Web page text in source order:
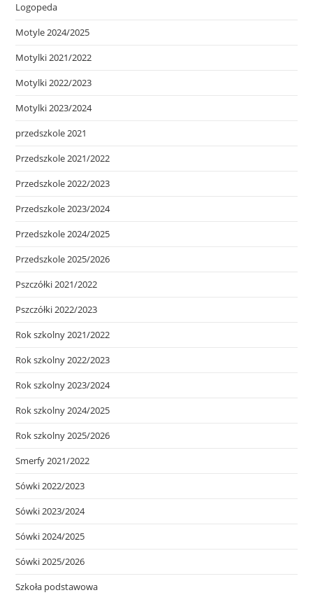
Logopeda
Motyle 2024/2025
Motylki 2021/2022
Motylki 2022/2023
Motylki 2023/2024
przedszkole 2021
Przedszkole 2021/2022
Przedszkole 2022/2023
Przedszkole 2023/2024
Przedszkole 2024/2025
Przedszkole 2025/2026
Pszczółki 2021/2022
Pszczółki 2022/2023
Rok szkolny 2021/2022
Rok szkolny 2022/2023
Rok szkolny 2023/2024
Rok szkolny 2024/2025
Rok szkolny 2025/2026
Smerfy 2021/2022
Sówki 2022/2023
Sówki 2023/2024
Sówki 2024/2025
Sówki 2025/2026
Szkoła podstawowa